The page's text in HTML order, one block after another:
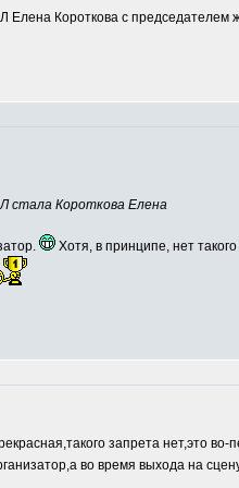
Короткова с председателем
Короткова Елена
Хотя, в принципе, нет
запрета нет,это
во время выхода на